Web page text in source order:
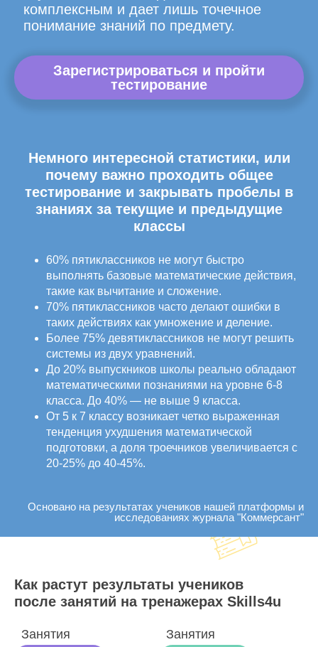
комплексным и дает лишь точечное
понимание знаний по предмету.
Зарегистрироваться и пройти
тестирование
Немного интересной статистики, или
почему важно проходить общее
тестирование и закрывать пробелы в
знаниях за текущие и предыдущие
классы
60% пятиклассников не могут быстро
выполнять базовые математические действия,
такие как вычитание и сложение.
70% пятиклассников часто делают ошибки в
таких действиях как умножение и деление.
Более 75% девятиклассников не могут решить
системы из двух уравнений.
До 20% выпускников школы реально обладают
математическими познаниями на уровне 6-8
класса. До 40% — не выше 9 класса.
От 5 к 7 классу возникает четко выраженная
тенденция ухудшения математической
подготовки, а доля троечников увеличивается с
20-25% до 40-45%.
Основано на результатах учеников нашей платформы и
исследованиях журнала "Коммерсант"
Как растут результаты учеников
после занятий на тренажерах Skills4u
Занятия
Занятия